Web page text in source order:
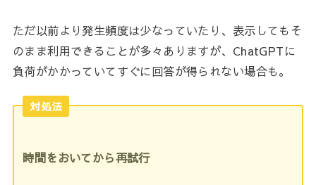
ただ以前より発生頻度は少なっていたり、表示してもそ
のまま利用できることが多々ありますが、ChatGPTに
負荷がかかっていてすぐに回答が得られない場合も。
対処法
時間をおいてから再試行